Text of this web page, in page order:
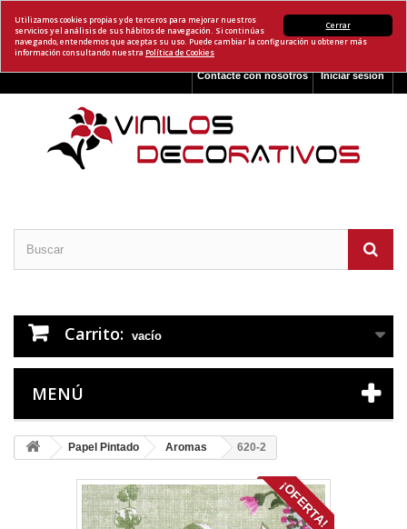
Cerrar
Utilizamos cookies propias y de terceros para mejorar nuestros
servicios y el análisis de sus hábitos de navegación. Si continúas
navegando, entendemos que aceptas su uso. Puede cambiar la configuración u obtener más
información consultando nuestra Política de Cookies
Iniciar sesión
Contacte con nosotros
Carrito: vacío
MENÚ
Papel Pintado Aromas 620-2
¡OFERTA!